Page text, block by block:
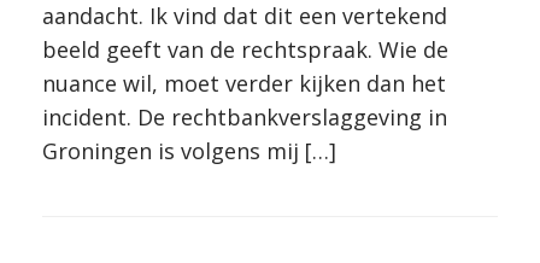
aandacht. Ik vind dat dit een vertekend
beeld geeft van de rechtspraak. Wie de
nuance wil, moet verder kijken dan het
incident. De rechtbankverslaggeving in
Groningen is volgens mij […]